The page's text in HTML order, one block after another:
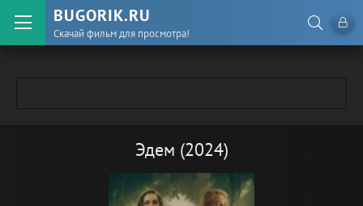
BUGORIK.RU
Скачай фильм для просмотра!
Эдем (2024)